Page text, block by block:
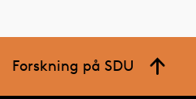
Forskning på SDU